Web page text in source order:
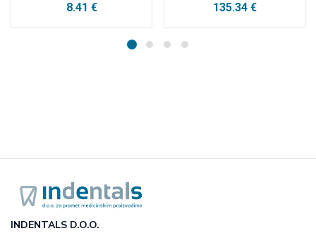
8.41 € 135.34 €
INDENTALS D.O.O.